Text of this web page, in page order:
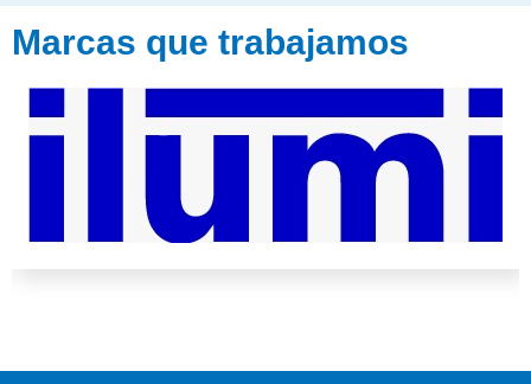
Marcas que trabajamos